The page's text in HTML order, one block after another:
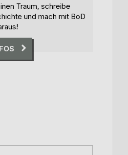
Traum, schreibe
und mach mit BoD